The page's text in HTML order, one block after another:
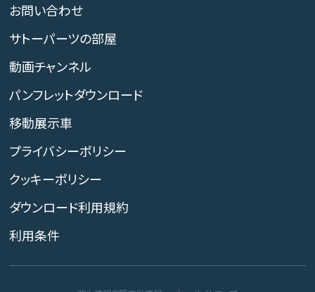
お問い合わせ
サトーパーツの部屋
動画チャンネル
パンフレットダウンロード
移動展示車
プライバシーポリシー
クッキーポリシー
ダウンロード利用規約
利用条件